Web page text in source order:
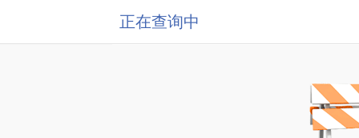
正在查询中